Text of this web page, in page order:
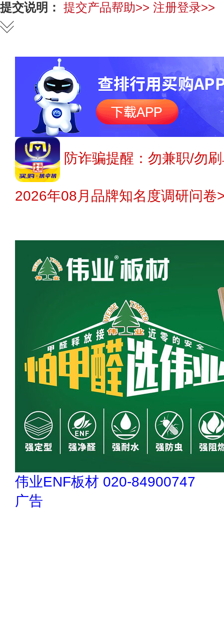
提交说明： 提交产品帮助>> 注册登录>>
防诈骗提醒：勿兼职/勿
2026年08月品牌知名度调研问卷
伟业ENF板材 020-84900747
广告